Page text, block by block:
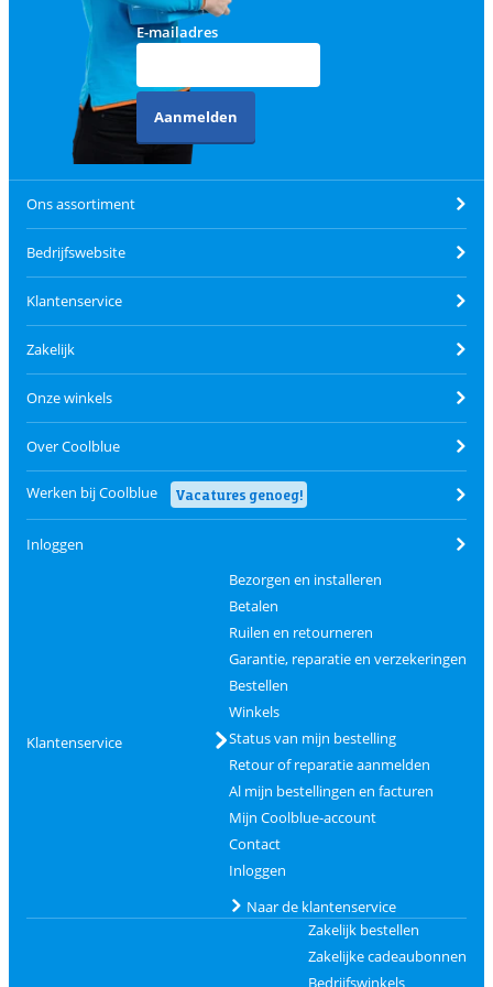
E-mailadres
Aanmelden
Ons assortiment
Bedrijfswebsite
Klantenservice
Zakelijk
Onze winkels
Over Coolblue
Werken bij Coolblue Vacatures genoeg!
Inloggen
Klantenservice
Bezorgen en installeren
Betalen
Ruilen en retourneren
Garantie, reparatie en verzekeringen
Bestellen
Winkels
Status van mijn bestelling
Retour of reparatie aanmelden
Al mijn bestellingen en facturen
Mijn Coolblue-account
Contact
Inloggen
Naar de klantenservice
Zakelijk bestellen
Zakelijke cadeaubonnen
Bedrijfswinkels